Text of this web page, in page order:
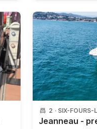
2 · SIX-FOURS-